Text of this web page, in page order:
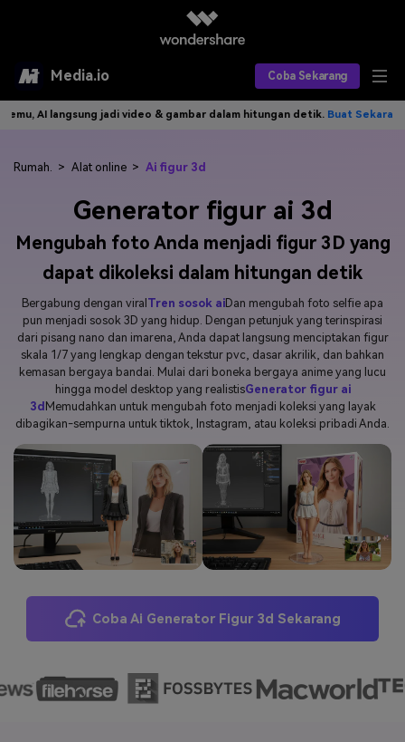
Media.io Coba Sekarang
Alat AI
AI Video
AI Gambar
AI Audio
Model AI yang Didukung
Produk AI
Asisten Video AI
Editor Video AI
Editor Audio AI
Find More Solutions >>
Efek Video
Sumber Daya
Panduan Pengguna Apa yang Baru
FAQs Hubungi Kami
Tips & Tutorial AI
Postingan Terbaru
Veo3
Masuk
Berkreasi dengan AI
langsung jadi video & gambar dalam hitungan detik.Buat Sekarang>>
Rumah. > Alat online > Ai figur 3d
Generator figur ai 3d
Mengubah foto Anda menjadi figur 3D yang
dapat dikoleksi dalam hitungan detik
Bergabung dengan viralTren sosok aiDan mengubah foto selfie apa
pun menjadi sosok 3D yang hidup. Dengan petunjuk yang terinspirasi
dari pisang nano dan imarena, Anda dapat langsung menciptakan figur
skala 1/7 yang lengkap dengan tekstur pvc, dasar akrilik, dan bahkan
kemasan bergaya bandai. Mulai dari boneka bergaya anime yang lucu
hingga model desktop yang realistisGenerator figur ai
3dMemudahkan untuk mengubah foto menjadi koleksi yang layak
dibagikan-sempurna untuk tiktok, Instagram, atau koleksi pribadi Anda.
Coba Ai Generator Figur 3d Sekarang